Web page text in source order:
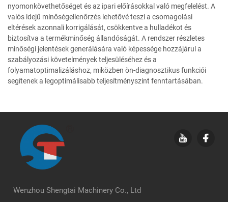
nyomonkövethetőséget és az ipari előírásokkal való megfelelést. A
valós idejű minőségellenőrzés lehetővé teszi a csomagolási
eltérések azonnali korrigálását, csökkentve a hulladékot és
biztosítva a termékminőség állandóságát. A rendszer részletes
minőségi jelentések generálására való képessége hozzájárul a
szabályozási követelmények teljesüléséhez és a
folyamatoptimalizáláshoz, miközben ön-diagnosztikus funkciói
segítenek a legoptimálisabb teljesítményszint fenntartásában.
Wenzhou Shengtai Machinery Co., Ltd